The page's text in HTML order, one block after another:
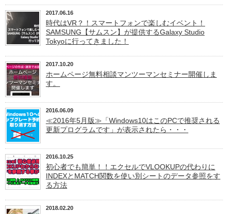
2017.06.16
時代はVR？！スマートフォンで楽しむイベント！
SAMSUNG【サムスン】が提供するGalaxy Studio
Tokyoに行ってきました！
2017.10.20
ホームページ無料相談マンツーマンセミナー開催しま
す。
2016.06.09
≪2016年5月版≫「Windows10はこのPCで推奨される
更新プログラムです」が表示されたら・・・
2016.10.25
初心者でも簡単！！エクセルでVLOOKUPの代わりに
INDEXとMATCH関数を使い別シートのデータ参照をす
る方法
2018.02.20